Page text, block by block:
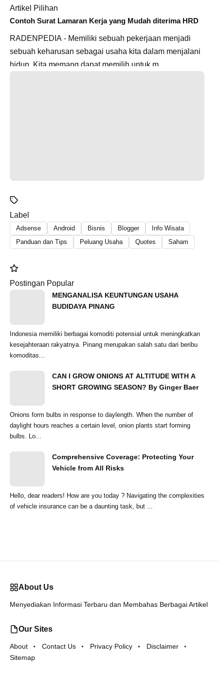
Artikel Pilihan
Contoh Surat Lamaran Kerja yang Mudah diterima HRD
RADENPEDIA - Memiliki sebuah pekerjaan menjadi
sebuah keharusan sebagai usaha kita dalam menjalani
hidup. Kita memang dapat memilih untuk m...
Label
Adsense Android Bisnis Blogger
Info Wisata
Panduan dan Tips
Peluang Usaha Quotes Saham
Postingan Popular
MENGANALISA KEUNTUNGAN USAHA
BUDIDAYA PINANG
Indonesia memiliki berbagai komoditi potensial untuk meningkatkan
kesejahteraan rakyatnya. Pinang merupakan salah satu dari beribu
komoditas...
CAN I GROW ONIONS AT ALTITUDE WITH A
SHORT GROWING SEASON? By Ginger Baer
Onions form bulbs in response to daylength. When the number of
daylight hours reaches a certain level, onion plants start forming
bulbs. Lo...
Comprehensive Coverage: Protecting Your
Vehicle from All Risks
Hello, dear readers! How are you today ? Navigating the complexities
of vehicle insurance can be a daunting task, but ...
About Us
Menyediakan Informasi Terbaru dan Membahas Berbagai Artikel
Our Sites
About Contact Us Privacy Policy
Disclaimer
Sitemap